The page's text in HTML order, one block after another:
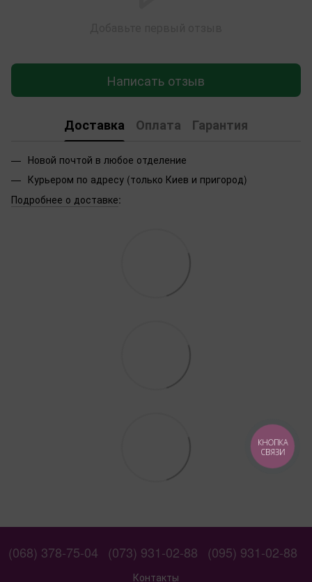
Написать отзыв
Доставка Оплата Гарантия
Новой почтой в любое отделение
Курьером по адресу (только Киев и пригород)
Подробнее о доставке:
(068) 378-75-04 (073) 931-02-88 (095) 931-02-88
Контакты
КНОПКА
СВЯЗИ